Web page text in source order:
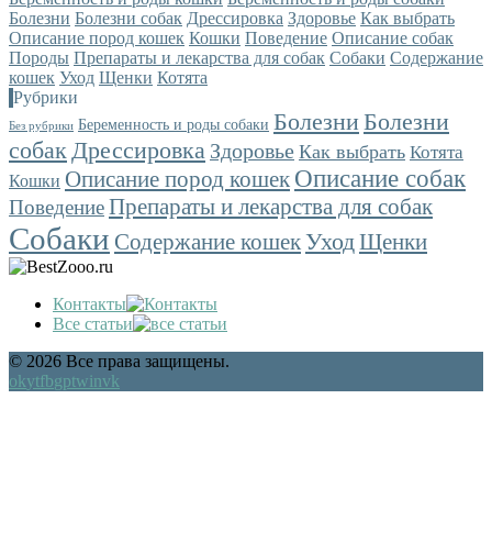
Болезни Болезни собак Дрессировка Здоровье Как выбрать
Описание пород кошек Кошки Поведение Описание собак
Породы Препараты и лекарства для собак Собаки Содержание
кошек Уход Щенки Котята
Рубрики
Без рубрики Беременность и роды собаки БолезниБолезни
собакДрессировка Здоровье Как выбрать Котята
Кошки Описание пород кошек Описание собак
ПоведениеПрепараты и лекарства для собак
Собаки Содержание кошекУходЩенки
Контакты
Все статьи
© 2026 Все права защищены.
okytfbgptwinvk